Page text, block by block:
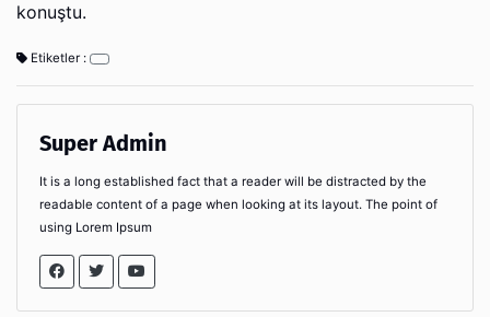
konuştu.
Etiketler :
Super Admin
It is a long established fact that a reader will be distracted by the
readable content of a page when looking at its layout. The point of
using Lorem Ipsum